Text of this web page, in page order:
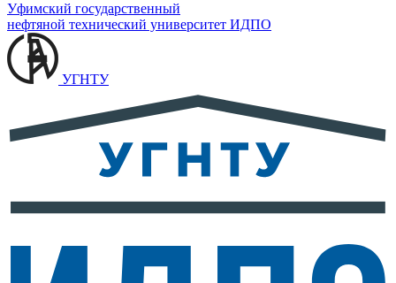
Уфимский государственный
нефтяной технический университет ИДПО
УГНТУ